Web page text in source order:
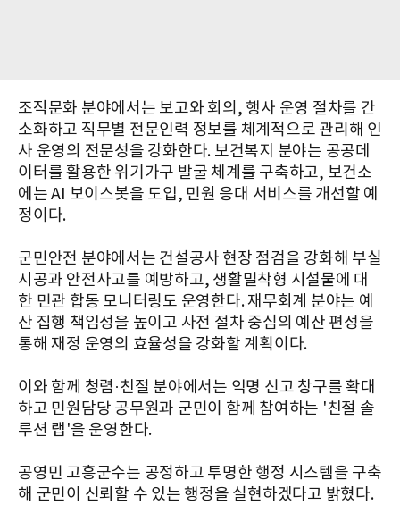
조직문화 분야에서는 보고와 회의, 행사 운영 절차를 간
소화하고 직무별 전문인력 정보를 체계적으로 관리해 인
사 운영의 전문성을 강화한다. 보건복지 분야는 공공데
이터를 활용한 위기가구 발굴 체계를 구축하고, 보건소
에는 AI 보이스봇을 도입, 민원 응대 서비스를 개선할 예
정이다.
군민안전 분야에서는 건설공사 현장 점검을 강화해 부실
시공과 안전사고를 예방하고, 생활밀착형 시설물에 대
한 민관 합동 모니터링도 운영한다. 재무회계 분야는 예
산 집행 책임성을 높이고 사전 절차 중심의 예산 편성을
통해 재정 운영의 효율성을 강화할 계획이다.
이와 함께 청렴·친절 분야에서는 익명 신고 창구를 확대
하고 민원담당 공무원과 군민이 함께 참여하는 '친절 솔
루션 랩'을 운영한다.
공영민 고흥군수는 공정하고 투명한 행정 시스템을 구축
해 군민이 신뢰할 수 있는 행정을 실현하겠다고 밝혔다.